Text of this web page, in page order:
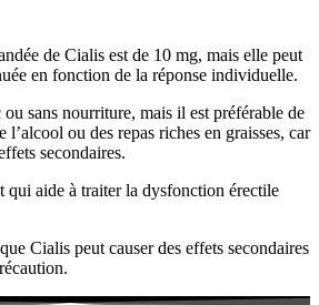
de Cialis est de 10 mg, mais elle peut
en fonction de la réponse individuelle.
sans nourriture, mais il est préférable de
l’alcool ou des repas riches en graisses, car
secondaires.
qui aide à traiter la dysfonction érectile
Cialis peut causer des effets secondaires